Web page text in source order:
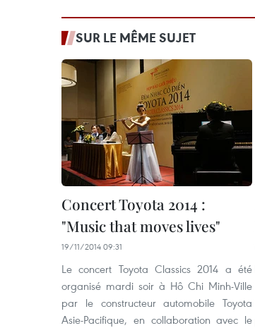
SUR LE MÊME SUJET
Concert Toyota 2014 :
"Music that moves lives"
19/11/2014 09:31
Le concert Toyota Classics 2014 a été
organisé mardi soir à Hô Chi Minh-Ville
par le constructeur automobile Toyota
Asie-Pacifique, en collaboration avec le